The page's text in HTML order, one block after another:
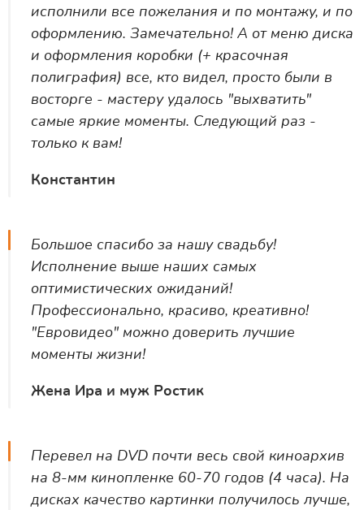
исполнили все пожелания и по монтажу, и по
оформлению. Замечательно! А от меню диска
и оформления коробки (+ красочная
полиграфия) все, кто видел, просто были в
восторге - мастеру удалось "выхватить"
самые яркие моменты. Следующий раз -
только к вам!
Константин
Большое спасибо за нашу свадьбу!
Исполнение выше наших самых
оптимистических ожиданий!
Профессионально, красиво, креативно!
"Евровидео" можно доверить лучшие
моменты жизни!
Жена Ира и муж Ростик
Перевел на DVD почти весь свой киноархив
на 8-мм кинопленке 60-70 годов (4 часа). На
дисках качество картинки получилось лучше,